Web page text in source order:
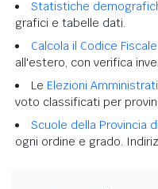
Statistiche
grafici e tabelle dati.
Calcola il Codice Fiscale
all'estero, con verifica
Le Elezioni
voto classificati per
Scuole della Provincia
ogni ordine e grado.